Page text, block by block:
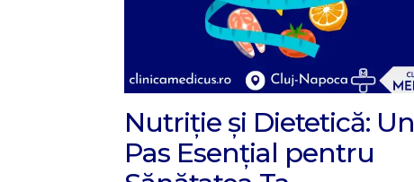
Nutriție și Dietetică: Un
Pas Esențial pentru